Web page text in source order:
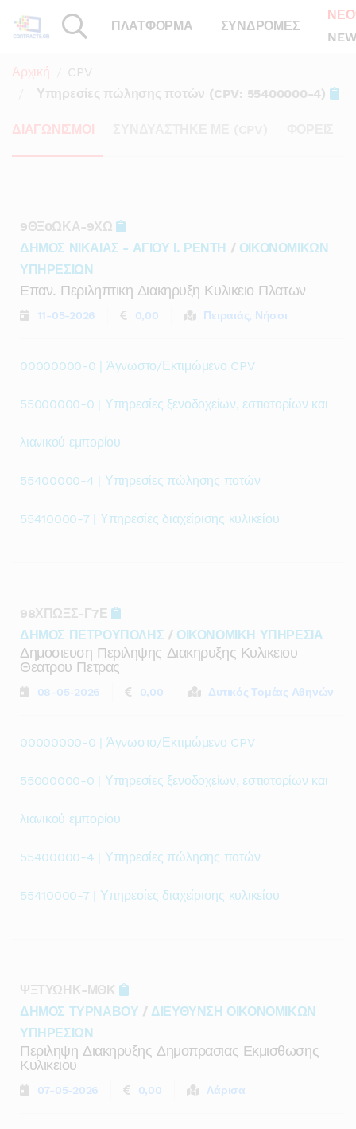
ΠΛΑΤΦΟΡΜΑ ΣΥΝΔΡΟΜΕΣ
Αρχική
CPV
Υπηρεσίες πώλησης ποτών (CPV: 55400000-4)
ΔΙΑΓΩΝΙΣΜΟΙ
9ΘΞ0ΩΚΑ-9ΧΩ
ΔΗΜΟΣ ΝΙΚΑΙΑΣ - ΑΓΙΟΥ Ι. ΡΕΝΤΗ / ΟΙΚΟΝΟΜΙΚΩΝ
ΥΠΗΡΕΣΙΩΝ
Επαν. Περιληπτικη Διακηρυξη Κυλικειο Πλατων
11-05-2026 0,00 Πειραιάς, Νήσοι
00000000-0 | Άγνωστο/Εκτιμώμενο CPV
55000000-0 | Υπηρεσίες ξενοδοχείων, εστιατορίων και
λιανικού εμπορίου
55400000-4 | Υπηρεσίες πώλησης ποτών
55410000-7 | Υπηρεσίες διαχείρισης κυλικείου
98ΧΠΩΞΣ-Γ7Ε
ΔΗΜΟΣ ΠΕΤΡΟΥΠΟΛΗΣ / ΟΙΚΟΝΟΜΙΚΗ ΥΠΗΡΕΣΙΑ
Δημοσιευση Περιληψης Διακηρυξης Κυλικειου
Θεατρου Πετρας
08-05-2026 0,00 Δυτικός Τομέας Αθηνών
00000000-0 | Άγνωστο/Εκτιμώμενο CPV
55000000-0 | Υπηρεσίες ξενοδοχείων, εστιατορίων και
λιανικού εμπορίου
55400000-4 | Υπηρεσίες πώλησης ποτών
55410000-7 | Υπηρεσίες διαχείρισης κυλικείου
ΨΞΤΥΩΗΚ-ΜΘΚ
ΔΗΜΟΣ ΤΥΡΝΑΒΟΥ / ΔΙΕΥΘΥΝΣΗ ΟΙΚΟΝΟΜΙΚΩΝ
ΥΠΗΡΕΣΙΩΝ
Περιληψη Διακηρυξης Δημοπρασιας Εκμισθωσης
Κυλικειου
07-05-2026 0,00 Λάρισα